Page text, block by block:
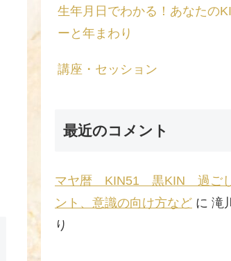
生年月日でわかる！あなたの
ーと年まわり
講座・セッション
最近のコメント
マヤ暦 KIN51 黒KIN 過ごし
ント、意識の向け方など に 滝
り